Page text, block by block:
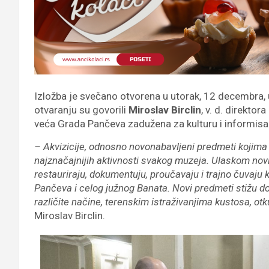
Izložba je svečano otvorena u utorak, 12
otvaranju su govorili Miroslav Birclin, v. d.
veća Grada Pančeva zadužena za kulturu i
– Akvizicije, odnosno novonabavljeni predmeti
najznačajnijih aktivnosti svakog muzeja. Ulaskom
restauriraju, dokumentuju, proučavaju i trajno
Pančeva i celog južnog Banata. Novi predmeti stižu
različite načine, terenskim istraživanjima kustosa,
Miroslav Birclin.